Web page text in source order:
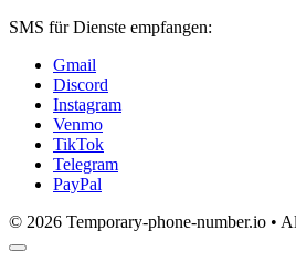
SMS für Dienste empfangen:
Gmail
Discord
Instagram
Venmo
TikTok
Telegram
PayPal
© 2026 Temporary-phone-number.io •